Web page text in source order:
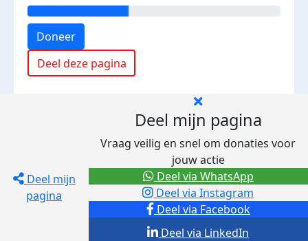
Doneer
Deel deze pagina
Deel mijn
pagina
Deel mijn pagina
Vraag veilig en snel om donaties voor
jouw actie
Deel via Facebook
Deel via Instagram
Deel via LinkedIn
Deel via WhatsApp